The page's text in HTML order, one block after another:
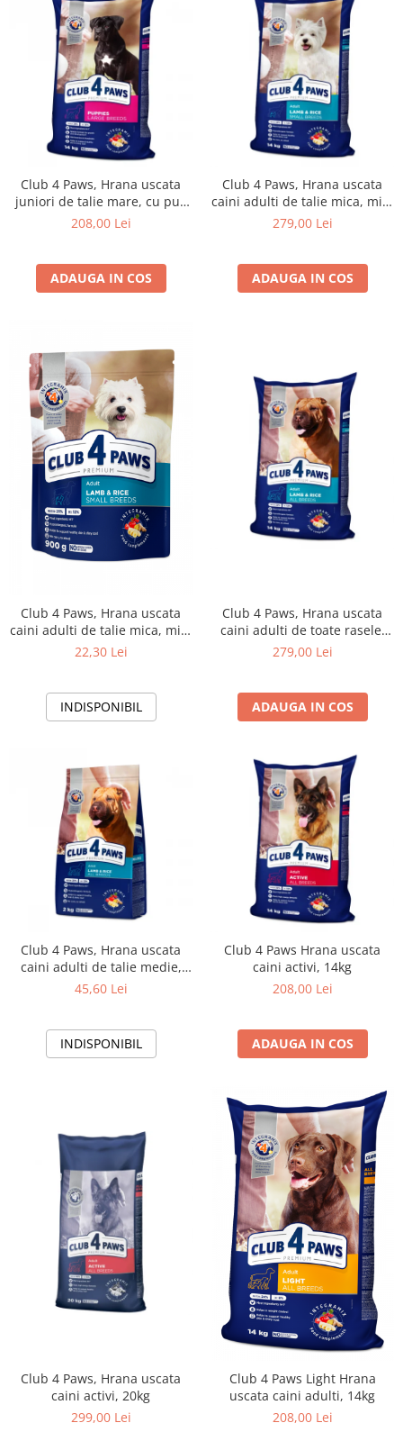
Club 4 Paws, Hrana uscata
juniori de talie mare, cu pui,
14kg
208,00 Lei
ADAUGA IN COS
Club 4 Paws, Hrana uscata
caini adulti de talie mica, miel
si orez, 14kg
279,00 Lei
ADAUGA IN COS
Club 4 Paws, Hrana uscata
caini adulti de talie mica, miel
si orez 0,9 kg
22,30 Lei
INDISPONIBIL
Club 4 Paws, Hrana uscata
caini adulti de toate rasele,
formula hipoalergenica, miel
279,00 Lei
ADAUGA IN COS
Club 4 Paws, Hrana uscata
caini adulti de talie medie,
miel si orez, 2kg
45,60 Lei
INDISPONIBIL
Club 4 Paws Hrana uscata
caini activi, 14kg
208,00 Lei
ADAUGA IN COS
Club 4 Paws, Hrana uscata
caini activi, 20kg
299,00 Lei
Club 4 Paws Light Hrana
uscata caini adulti, 14kg
208,00 Lei